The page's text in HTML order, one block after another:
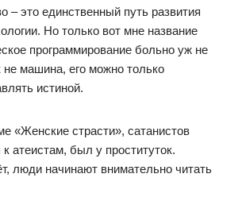
– это единственный путь развития
Но только вот мне название
программирование больно уж не
не машина, его можно только
истиной.
«Женские страсти», сатанистов
атеистам, был у проституток.
люди начинают внимательно читать